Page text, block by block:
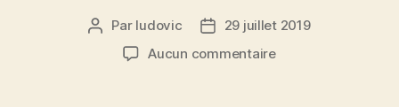
Auteur
l’article
Par ludovic
Date29 juillet 2019
Aucun commentairesur